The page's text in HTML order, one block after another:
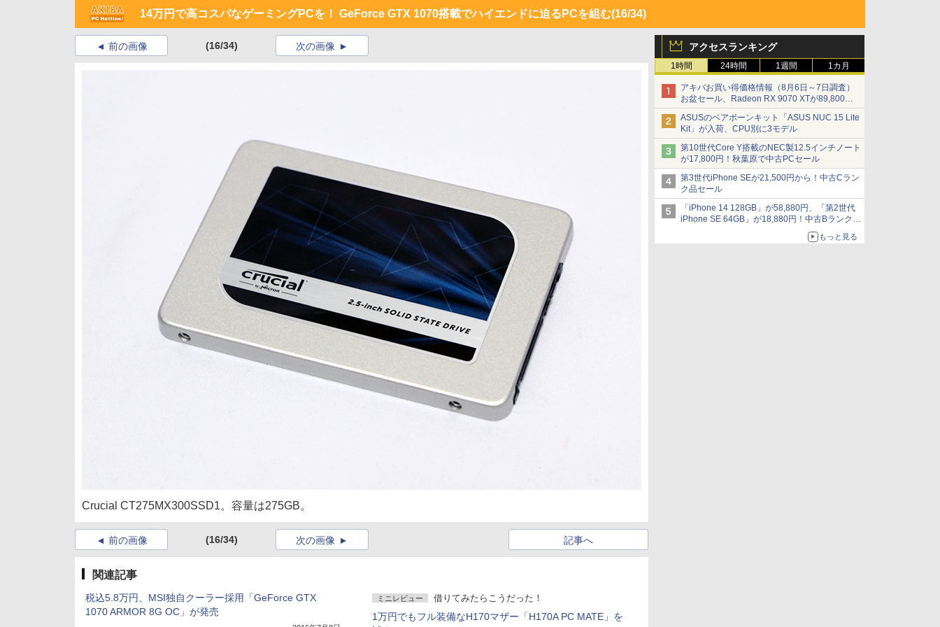
14万円で高コスパなゲーミングPCを！ GeForce GTX 1070搭載でハイエンドに迫るPCを組む(16/34)
アクセスランキング
1時間 24時間 1週間 1カ月
アキバお買い得価格情報（8月6日～7日調査）
お盆セール、Radeon RX 9070 XTが89,800
円、水平周波数24.8kHz対応の17型モニターが
9,801円、暑さ指数連動セール ほか
ASUSのベアボーンキット「ASUS NUC 15 Lite
Kit」が入荷、CPU別に3モデル
第10世代Core Y搭載のNEC製12.5インチノート
が17,800円！秋葉原で中古PCセール
第3世代iPhone SEが21,500円から！中古Cラン
ク品セール
「iPhone 14 128GB」が58,880円、「第2世代
iPhone SE 64GB」が18,880円！中古Bランク品
もっと見る
前の画像 (16/34) 次の画像
Crucial CT275MX300SSD1。容量は275GB。
前の画像 (16/34) 記事へ
次の画像
関連記事
税込5.8万円、MSI独自クーラー採用「GeForce GTX
1070 ARMOR 8G OC」が発売
ミニレビュー 借りてみたらこうだった！
1万円でもフル装備なH170マザー「H170A PC MATE」を